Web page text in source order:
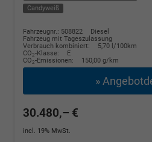
Candyweiß
Fahrzeugnr.: 508822
Diesel
Fahrzeug mit Tageszulassung
Verbrauch kombiniert:
5,70 l/100km
CO2-Klasse:
E
CO2-Emissionen: 150,00 g/km
»
30.480,– €
incl. 19% MwSt.